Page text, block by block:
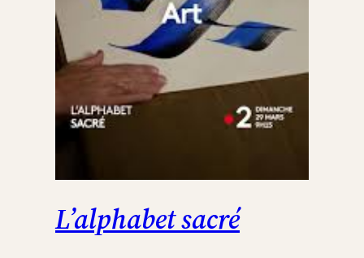
L’alphabet sacré